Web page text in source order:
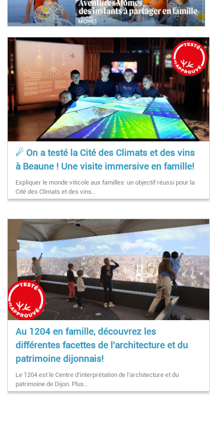
☄ On a testé la Cité des Climats et des vins
à Beaune ! Une visite immersive en famille!
Expliquer le monde viticole aux familles: un objectif réussi pour la
Cité des Climats et des vins…
Au 1204 en famille, découvrez les
différentes facettes de l'architecture et du
patrimoine dijonnais!
Le 1204 est le Centre d’interprétation de l’architecture et du
patrimoine de Dijon. Plus…